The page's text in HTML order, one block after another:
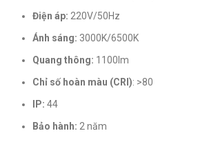
Điện áp: 220V/50Hz
Ánh sáng: 3000K/6500K
Quang thông: 1100lm
Chỉ số hoàn màu (CRI): >80
IP: 44
Bảo hành: 2 năm